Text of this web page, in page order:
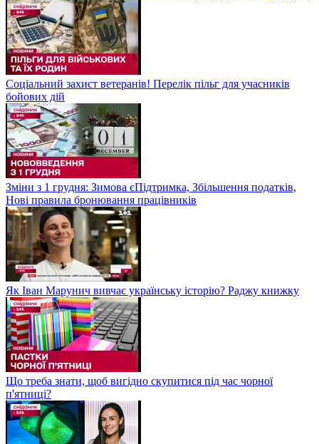
Соціальний захист ветеранів! Перелік пільг для учасників
бойових дій
Зміни з 1 грудня: Зимова єПідтримка, Збільшення податків,
Нові правила бронювання працівників
Як Іван Марунич вивчає українську історію? Раджу книжку
Що треба знати, щоб вигідно скупитися під час чорної
п'ятниці?